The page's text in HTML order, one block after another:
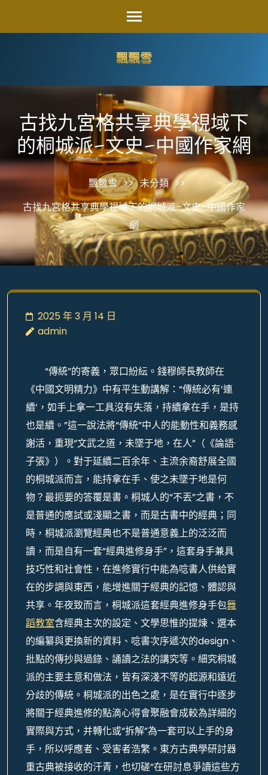
飄飄雪
古找九宮格共享典學視域下
的桐城派–文史–中國作家網
飄飄雪 >> 未分類 >>
古找九宮格共享典學視域下的桐城派–文史–中國作家
網
2025 年 3 月 14 日
admin
“傳統”的寄義，眾口紛紜。錢穆師長教師在
《中國文明精力》中有平生動講解：“傳統必有‘連
續’，如手上拿一工具沒有失落，持續拿在手，是持
也是續。”這一說法將“傳統”中人的能動性和義務感
謝活，重現“文武之道，未墜于地，在人”（《論語·
子張》）。對于延續二百余年、主流余裔舒展全國
的桐城派而言，能持拿在手、使之未墜于地是何
物？最扼要的答覆是書。桐城人的“不丟”之書，不
是普通的應試或淺顯之書，而是古書中的經典；同
時，桐城派瀏覽經典也不是普通意義上的泛泛而
讀，而是自有一套“經典進修身手”，這套身手兼具
技巧性和社會性，在進修實行中能為唸書人供給實
在的步調與東西，能增進關于經典的記憶、體認與
共享。年夜致而言，桐城派這套經典進修身手包舞
蹈教室含經典主次的設定、文學思惟的提煉、選本
的編纂與更換新的資料、唸書次序遞次的design、
批點的傳抄與過錄、誦讀之法的講究等。細究桐城
派的主要主意和做法，皆有深淺不等的起源和遠近
分歧的傳統。桐城派的出色之處，是在實行中逐步
將關于經典進修的點滴心得會聚融會成較為詳細的
實際與方式，并轉化或“拆解”為一套可以上手的身
手，所以呼應者、受害者浩繁。東方古典學研討器
重古典被接收的汗青，也切磋“在研討息爭讀這些方